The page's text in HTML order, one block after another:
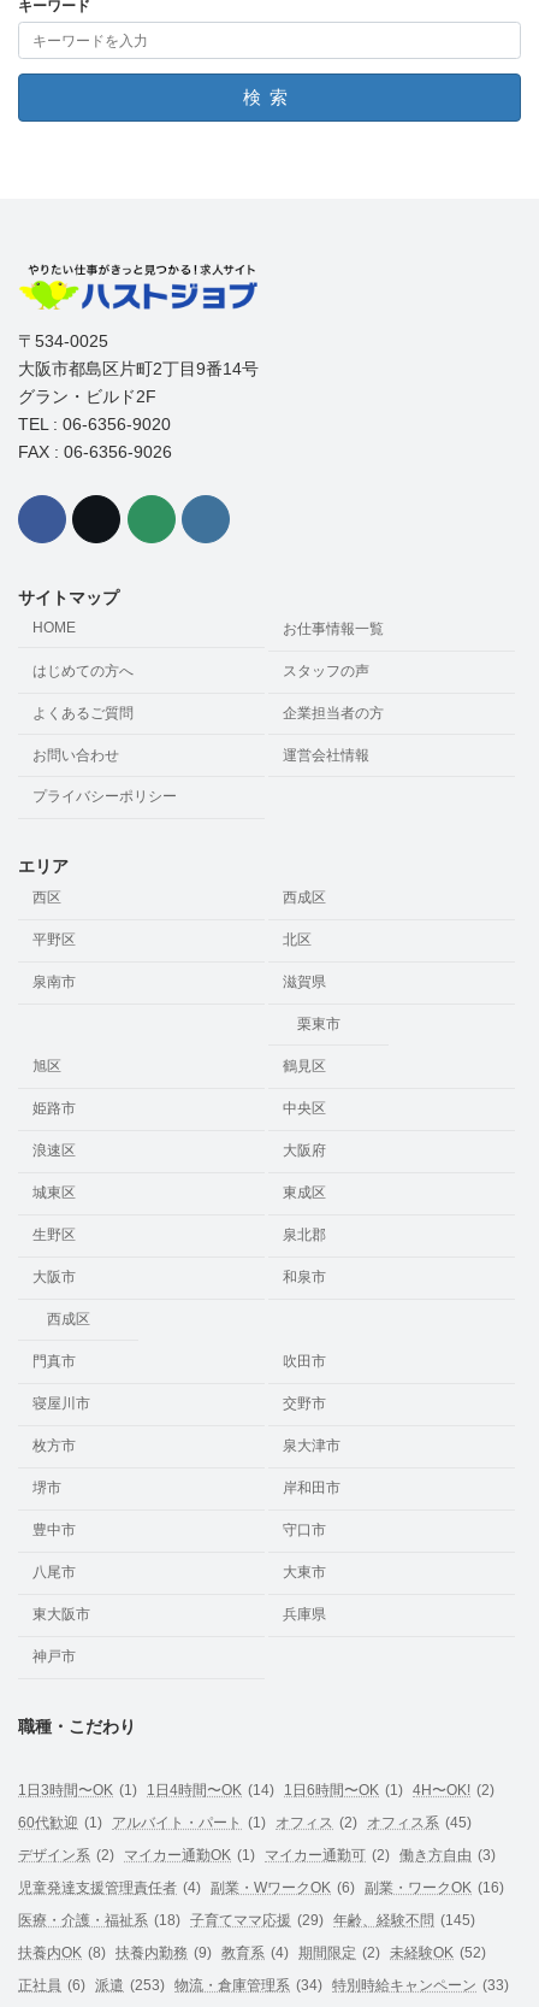
キーワード
検索
〒534-0025
大阪市都島区片町2丁目9番14号
グラン・ビルド2F
TEL : 06-6356-9020
FAX : 06-6356-9026
サイトマップ
HOME お仕事情報一覧
はじめての方へ スタッフの声
よくあるご質問 企業担当者の方
お問い合わせ 運営会社情報
プライバシーポリシー
エリア
西区 西成区
平野区 北区
泉南市 滋賀県
栗東市
旭区 鶴見区
姫路市 中央区
浪速区 大阪府
城東区 東成区
生野区 泉北郡
大阪市
西成区
和泉市
門真市 吹田市
寝屋川市 交野市
枚方市 泉大津市
堺市 岸和田市
豊中市 守口市
八尾市 大東市
東大阪市 兵庫県
神戸市
職種・こだわり
1日3時間〜OK (1) 1日4時間〜OK (14) 1日6時間〜OK (1) 4H〜OK! (2)
60代歓迎 (1) アルバイト・パート (1) オフィス (2) オフィス系 (45)
デザイン系 (2) マイカー通勤OK (1) マイカー通勤可 (2) 働き方自由 (3)
児童発達支援管理責任者 (4) 副業・WワークOK (6) 副業・ワークOK (16)
医療・介護・福祉系 (18) 子育てママ応援 (29) 年齢、経験不問 (145)
扶養内OK (8) 扶養内勤務 (9) 教育系 (4) 期間限定 (2) 未経験OK (52)
正社員 (6) 派遣 (253) 物流・倉庫管理系 (34) 特別時給キャンペーン (33)